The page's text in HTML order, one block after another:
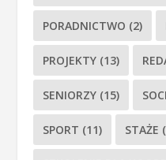
PORADNICTWO (2)
PROJEKTY (13)
SENIORZY (15)
SPORT (11) STAŻE